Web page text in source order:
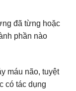
đã từng hoặc
phần nào
máu não, tuyệt
có tác dụng